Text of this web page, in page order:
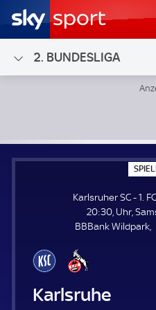
2. BUNDESLIGA
Karlsruher SC - 1.
20:30, Uhr,
BBBank Wildpark
Karlsruher SC